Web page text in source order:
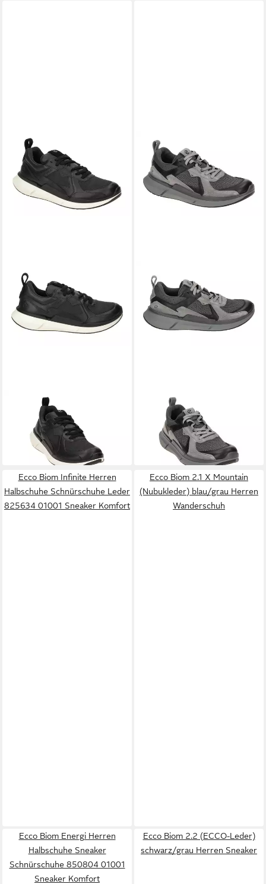
83081451094
Schnürschuh
ab 99,00 €
UVP180,00 €
83077461302
Schnürschuh
142,94 € UVP160,00 €
Ecco Biom Infinite Herren
Halbschuhe Schnürschuhe Leder
825634 01001 Sneaker Komfort
Ecco Biom 2.1 X Mountain
(Nubukleder) blau/grau Herren
Wanderschuh
Ecco Biom Energi Herren
Halbschuhe Sneaker
Schnürschuhe 850804 01001
Sneaker Komfort
Ecco Biom 2.2 (ECCO-Leder)
schwarz/grau Herren Sneaker